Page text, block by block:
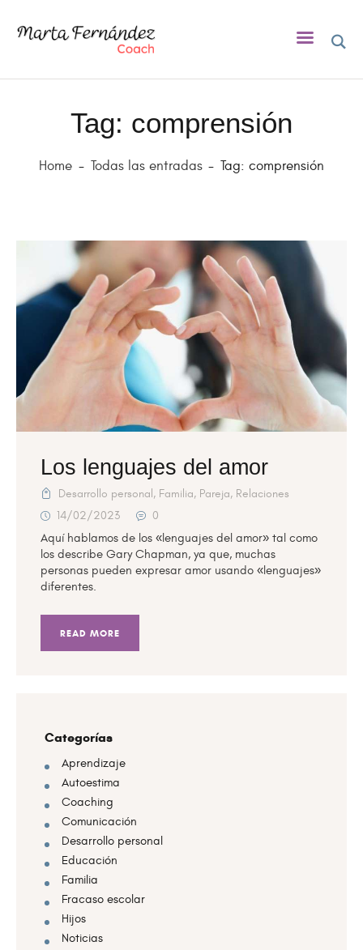
Tag: comprensión
Home Todas las entradas Tag: comprensión
INICIO
SOBRE MÍ
BLOG
EVENTOS
CONTACTO
Los lenguajes del amor
Desarrollo personal , Familia, Pareja, Relaciones
14/02/2023
0
Aquí hablamos de los «lenguajes del amor» tal como
los describe Gary Chapman, ya que, muchas
personas pueden expresar amor usando «lenguajes»
diferentes.
READ MORE
Categorías
Aprendizaje
Autoestima
Coaching
Comunicación
Desarrollo personal
Educación
Familia
Fracaso escolar
Hijos
Noticias